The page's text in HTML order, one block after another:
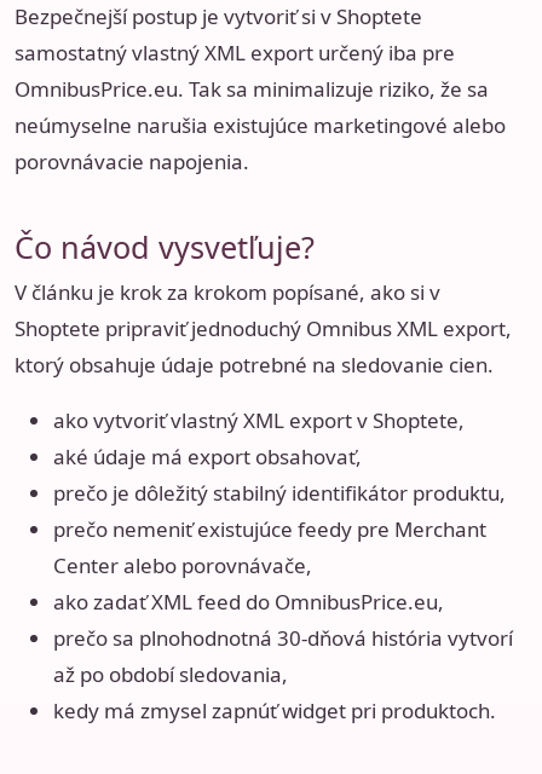
Bezpečnejší postup je vytvoriť si v Shoptete
samostatný vlastný XML export určený iba pre
OmnibusPrice.eu. Tak sa minimalizuje riziko, že sa
neúmyselne narušia existujúce marketingové alebo
porovnávacie napojenia.
Čo návod vysvetľuje?
V článku je krok za krokom popísané, ako si v
Shoptete pripraviť jednoduchý Omnibus XML export,
ktorý obsahuje údaje potrebné na sledovanie cien.
ako vytvoriť vlastný XML export v Shoptete,
aké údaje má export obsahovať,
prečo je dôležitý stabilný identifikátor produktu,
prečo nemeniť existujúce feedy pre Merchant
Center alebo porovnávače,
ako zadať XML feed do OmnibusPrice.eu,
prečo sa plnohodnotná 30-dňová história vytvorí
až po období sledovania,
kedy má zmysel zapnúť widget pri produktoch.